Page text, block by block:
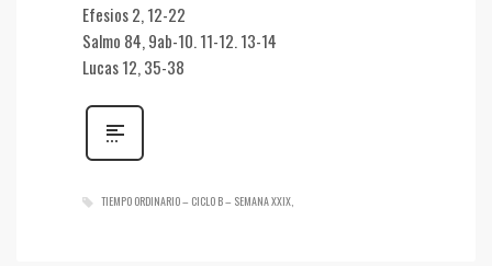
Efesios 2, 12-22
Salmo 84, 9ab-10. 11-12. 13-14
Lucas 12, 35-38
TIEMPO ORDINARIO – CICLO B – SEMANA XXIX